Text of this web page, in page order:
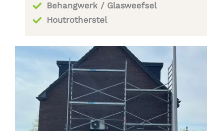
Behangwerk / Glasweefsel
Houtrotherstel​